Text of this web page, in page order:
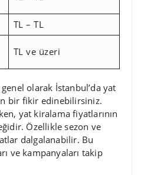
TL – TL
TL ve üzeri
olarak İstanbul’da yat
bir fikir edinebilirsiniz.
yat kiralama fiyatlarının
Özellikle sezon ve
dalgalanabilir. Bu
ve kampanyaları takip